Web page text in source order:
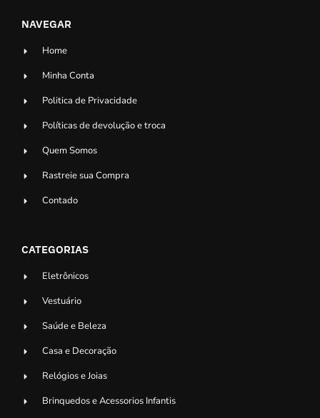
NAVEGAR
Home
Minha Conta
Politica de Privacidade
Políticas de devolução e troca
Quem Somos
Rastreie sua Compra
Contado
CATEGORIAS
Eletrônicos
Vestuário
Saúde e Beleza
Casa e Decoração
Relógios e Joias
Brinquedos e Acessorios Infantis